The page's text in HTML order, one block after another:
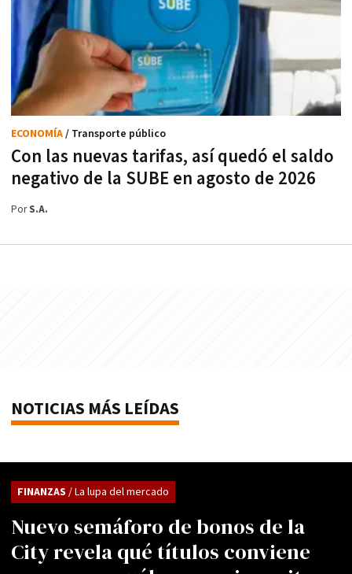
Con las nuevas tarifas, así quedó el saldo
negativo de la SUBE en agosto de 2026
ECONOMÍA/ Transporte público
PorS.A.
NOTICIAS MÁS LEÍDAS
Nuevo semáforo de bonos de la
City revela qué títulos conviene
FINANZAS / La lupa del mercado